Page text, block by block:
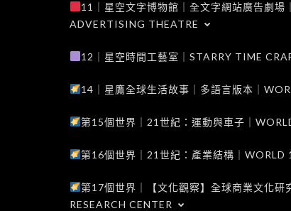
11｜星空文字博物館｜全文字網站廣告劇
ADVERTISING THEATRE
12｜星空時間工藝室｜STARRY TIME
14｜星鷹全球生活故事｜多語言版本｜
第15個世界｜21世紀：運動與車子｜
第16個世界｜21世紀：產業結構｜
第17個世界｜【文化觀察】全球商業文化
RESEARCH CENTER